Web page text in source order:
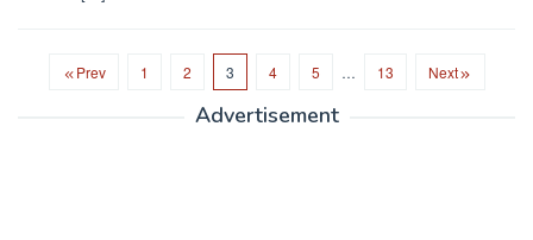
Prev 1 2 3 4 5 … 13 Next
Advertisement